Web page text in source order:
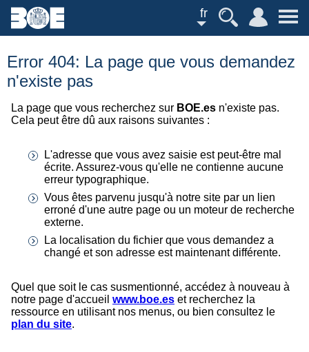
fr
Error 404: La page que vous demandez
n'existe pas
La page que vous recherchez sur BOE.es n'existe pas.
Cela peut être dû aux raisons suivantes :
L'adresse que vous avez saisie est peut-être mal
écrite. Assurez-vous qu'elle ne contienne aucune
erreur typographique.
Vous êtes parvenu jusqu'à notre site par un lien
erroné d'une autre page ou un moteur de recherche
externe.
La localisation du fichier que vous demandez a
changé et son adresse est maintenant différente.
Quel que soit le cas susmentionné, accédez à nouveau à
notre page d'accueil www.boe.es et recherchez la
ressource en utilisant nos menus, ou bien consultez le
plan du site.